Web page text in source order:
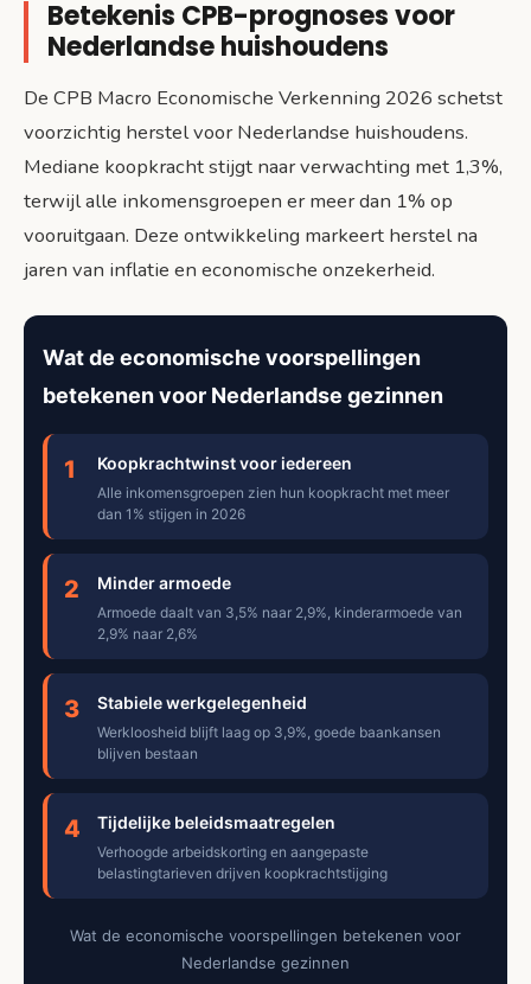
Betekenis CPB-prognoses voor
Nederlandse huishoudens
De CPB Macro Economische Verkenning 2026 schetst
voorzichtig herstel voor Nederlandse huishoudens.
Mediane koopkracht stijgt naar verwachting met 1,3%,
terwijl alle inkomensgroepen er meer dan 1% op
vooruitgaan. Deze ontwikkeling markeert herstel na
jaren van inflatie en economische onzekerheid.
Wat de economische voorspellingen
betekenen voor Nederlandse gezinnen
1 Koopkrachtwinst voor iedereen
Alle inkomensgroepen zien hun koopkracht met meer
dan 1% stijgen in 2026
2 Minder armoede
Armoede daalt van 3,5% naar 2,9%, kinderarmoede van
2,9% naar 2,6%
3 Stabiele werkgelegenheid
Werkloosheid blijft laag op 3,9%, goede baankansen
blijven bestaan
4 Tijdelijke beleidsmaatregelen
Verhoogde arbeidskorting en aangepaste
belastingtarieven drijven koopkrachtstijging
Wat de economische voorspellingen betekenen voor
Nederlandse gezinnen